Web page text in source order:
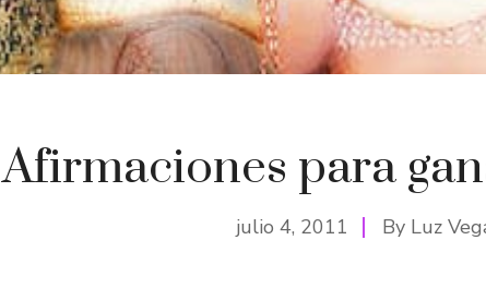
Afirmaciones para
julio 4, 2011 By Luz